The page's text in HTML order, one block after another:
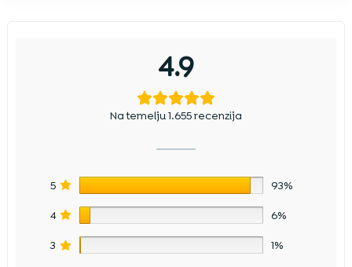
4.9
Na temelju 1.655 recenzija
5 93%
4 6%
3 1%